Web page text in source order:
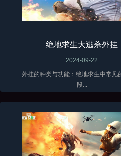
绝地求生大逃杀外挂
2024-09-22
外挂的种类与功能：绝地求生中常见
段...